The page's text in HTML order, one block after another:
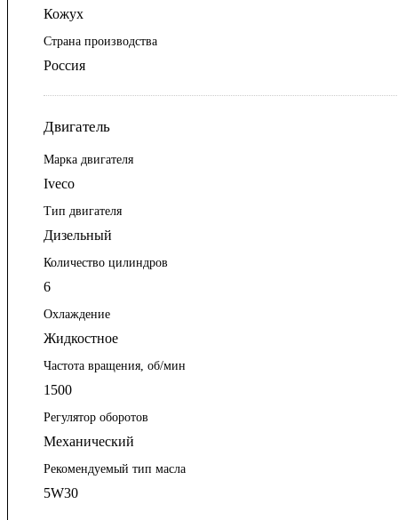
Кожух
Страна производства
Россия
Двигатель
Марка двигателя
Iveco
Тип двигателя
Дизельный
Количество цилиндров
6
Охлаждение
Жидкостное
Частота вращения, об/мин
1500
Регулятор оборотов
Механический
Рекомендуемый тип масла
5W30